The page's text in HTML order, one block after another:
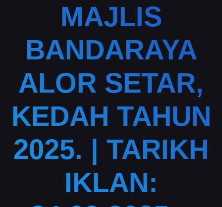
MAJLIS
BANDARAYA
ALOR SETAR,
KEDAH TAHUN
2025. | TARIKH
IKLAN: